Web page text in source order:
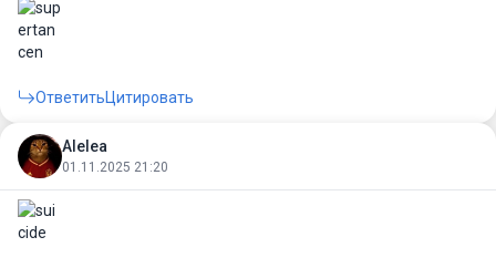
ОтветитьЦитировать
Alelea
01.11.2025 21:20